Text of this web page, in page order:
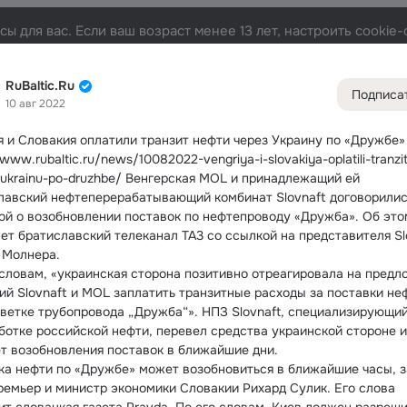
RuBaltic.Ru
10 авг 2022
и Словакия оплатили транзит нефти через Украину по «Дружбе»
news/10082022-vengriya-i-slovakiya-oplatili-
po-druzhbe/ Венгерская MOL и принадлежащий ей
нефтеперерабатывающий комбинат Slovnaft
о возобновлении поставок по нефтепроводу «Дружба». Об
братиславский телеканал TA3 со ссылкой на представителя
«украинская сторона позитивно отреагировала на
Slovnaft и MOL заплатить транзитные расходы за поставки
трубопровода „Дружба“». НПЗ Slovnaft,
российской нефти, перевел средства украинской стороне и
возобновления поставок в ближайшие дни.
нефти по «Дружбе» может возобновиться в ближайшие часы,
и министр экономики Словакии Рихард Сулик. Его слова
для вас. Если ваш возраст менее 13 лет, настроить
Участники
колонка
Всё49 591